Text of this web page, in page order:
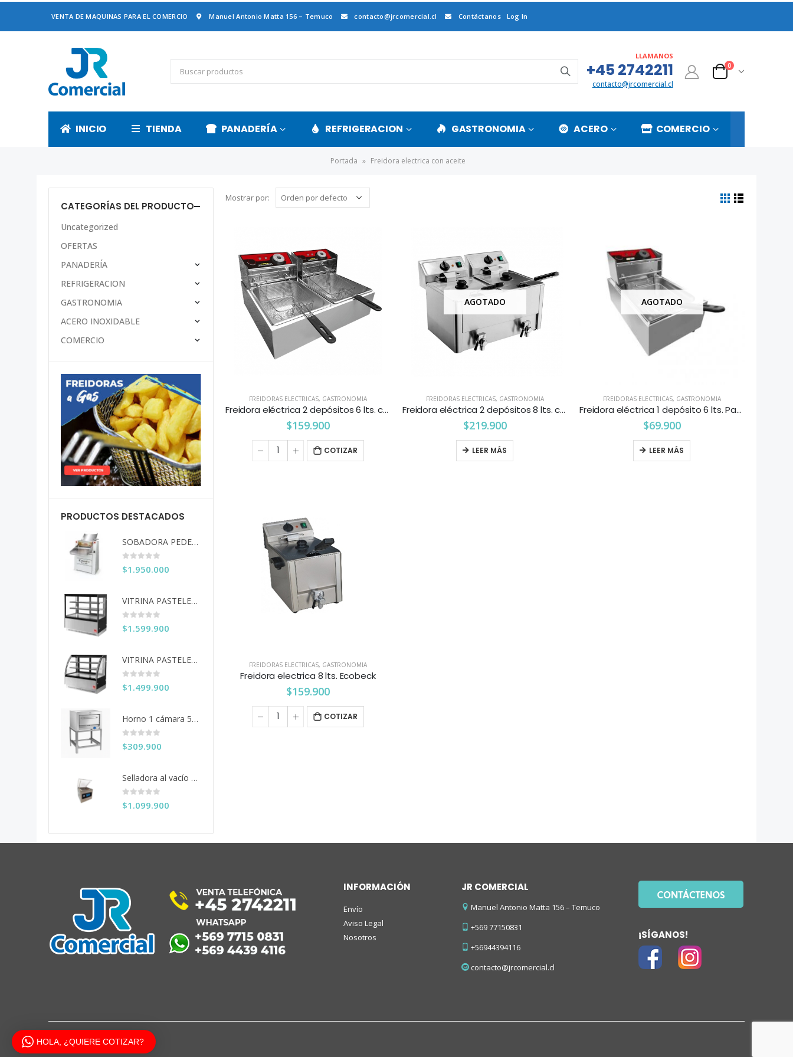
VENTA DE MAQUINAS PARA EL COMERCIO Manuel Antonio Matta 156 – Temuco contacto@jrcomercial.cl Contáctanos Log In
LLAMANOS
+45 2742211
contacto@jrcomercial.cl
0
INICIO TIENDA PANADERÍA REFRIGERACION GASTRONOMIA ACERO COMERCIO
Portada » Freidora electrica con aceite
Mostrar por:
FREIDORAS ELECTRICAS, GASTRONOMIA
Freidora eléctrica 2 depósitos 6 lts. c/u Maigas
$159.900
COTIZAR
AGOTADO
FREIDORAS ELECTRICAS, GASTRONOMIA
Freidora eléctrica 2 depósitos 8 lts. c/u con despiche
$219.900
LEER MÁS
AGOTADO
FREIDORAS ELECTRICAS, GASTRONOMIA
Freidora eléctrica 1 depósito 6 lts. Pareti Kitchenette
$69.900
LEER MÁS
FREIDORAS ELECTRICAS, GASTRONOMIA
Freidora electrica 8 lts. Ecobeck
$159.900
COTIZAR
CATEGORÍAS DEL PRODUCTO
Uncategorized
OFERTAS
PANADERÍA
REFRIGERACION
GASTRONOMIA
ACERO INOXIDABLE
COMERCIO
PRODUCTOS DESTACADOS
SOBADORA PEDESTAL 60 CM COUSIÑO
0
$1.950.000
VITRINA PASTELERA ITA RECTA 150 CM
0
$1.599.900
VITRINA PASTELERA ITA CURVA 150 CM
0
$1.499.900
Horno 1 cámara 50x50 Ventus
0
$309.900
Selladora al vacío 40 cms. KDZ-400/2F
0
$1.099.900
INFORMACIÓN
Envío
Aviso Legal
Nosotros
JR COMERCIAL
Manuel Antonio Matta 156 – Temuco
+569 77150831
+56944394116
contacto@jrcomercial.cl
¡SÍGANOS!
JR COMERCIAL 2020
HOLA, ¿QUIERE COTIZAR?